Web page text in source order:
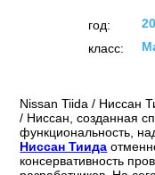
год:
класс:
Nissan Tiida / Ниссан
/ Ниссан, созданная
функциональность,
Ниссан Тиида
консервативность